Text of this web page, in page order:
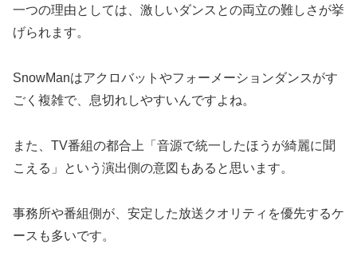
一つの理由としては、激しいダンスとの両立の難しさが挙
げられます。
SnowManはアクロバットやフォーメーションダンスがす
ごく複雑で、息切れしやすいんですよね。
また、TV番組の都合上「音源で統一したほうが綺麗に聞
こえる」という演出側の意図もあると思います。
事務所や番組側が、安定した放送クオリティを優先するケ
ースも多いです。